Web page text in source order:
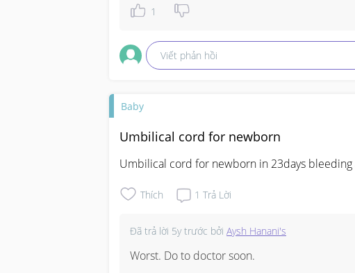
1
Viết phản hồi
Baby
Umbilical cord for newborn
Umbilical cord for newborn in 23days
Thích 1 Trả Lời
Đã trả lời 5y trước bởi Aysh Hanani's
Worst. Do to doctor soon.